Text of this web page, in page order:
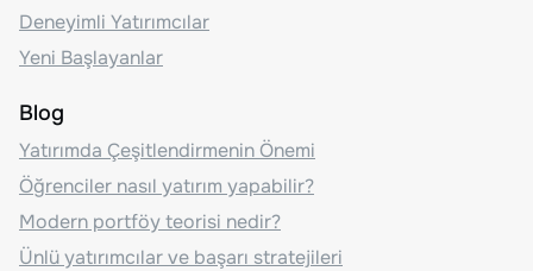
Deneyimli Yatırımcılar
Yeni Başlayanlar
Blog
Yatırımda Çeşitlendirmenin Önemi
Öğrenciler nasıl yatırım yapabilir?
Modern portföy teorisi nedir?
Ünlü yatırımcılar ve başarı stratejileri